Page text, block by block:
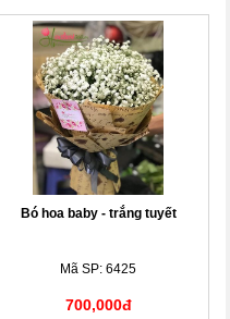
Bó hoa baby - trắng tuyết
Mã SP: 6425
700,000đ